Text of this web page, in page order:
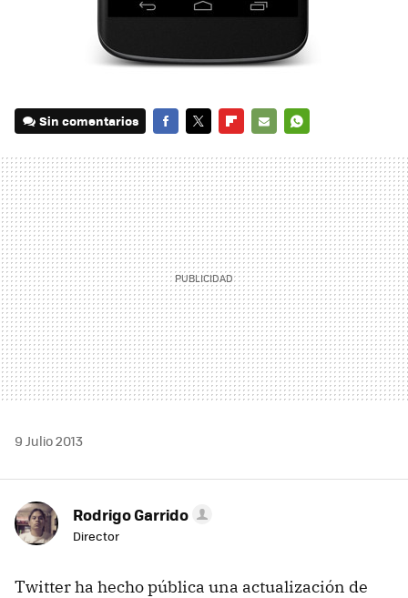
Sin comentarios
MAIL
9 Julio 2013
Rodrigo Garrido
Director
Twitter ha hecho pública una actualización de